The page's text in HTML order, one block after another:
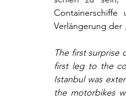
Verlängerung der
The first surprise
first leg to the
Istanbul was
the motorbikes